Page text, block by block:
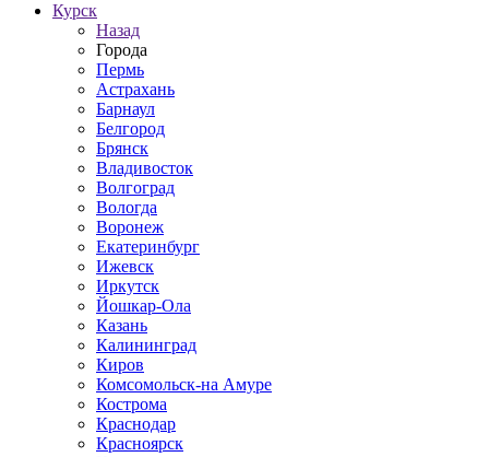
Курск
Назад
Города
Пермь
Астрахань
Барнаул
Белгород
Брянск
Владивосток
Волгоград
Вологда
Воронеж
Екатеринбург
Ижевск
Иркутск
Йошкар-Ола
Казань
Калининград
Киров
Комсомольск-на Амуре
Кострома
Краснодар
Красноярск